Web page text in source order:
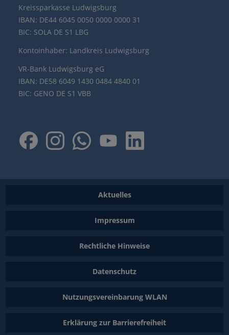
Kreissparkasse Ludwigsburg
IBAN: DE44 6045 0050 0000 0000 31
BIC: SOLA DE S1 LBG
Kontoinhaber: Landkreis Ludwigsburg
VR-Bank Ludwigsburg eG
IBAN: DE58 6049 1430 0484 4840 01
BIC: GENO DE S1 VBB
Aktuelles
Impressum
Rechtliche Hinweise
Datenschutz
Nutzungsvereinbarung WLAN
Erklärung zur Barrierefreiheit